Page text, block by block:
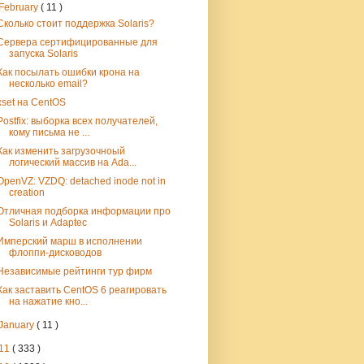
February( 11 )
стоит поддержка Solaris?
сертифицированные для
запуска Solaris
посылать ошибки крона на
несколько email?
на CentOS
выборка всех получателей,
кому письма не ...
изменить загрузочноый
логический массив на Ada...
VZDQ: detached inode not in
creation
подборка информации про
Solaris и Adaptec
марш в исполнении
флоппи-дисководов
рейтинги тур фирм
заставить CentOS 6 реагировать
на нажатие кно...
( 11 )
( 333 )